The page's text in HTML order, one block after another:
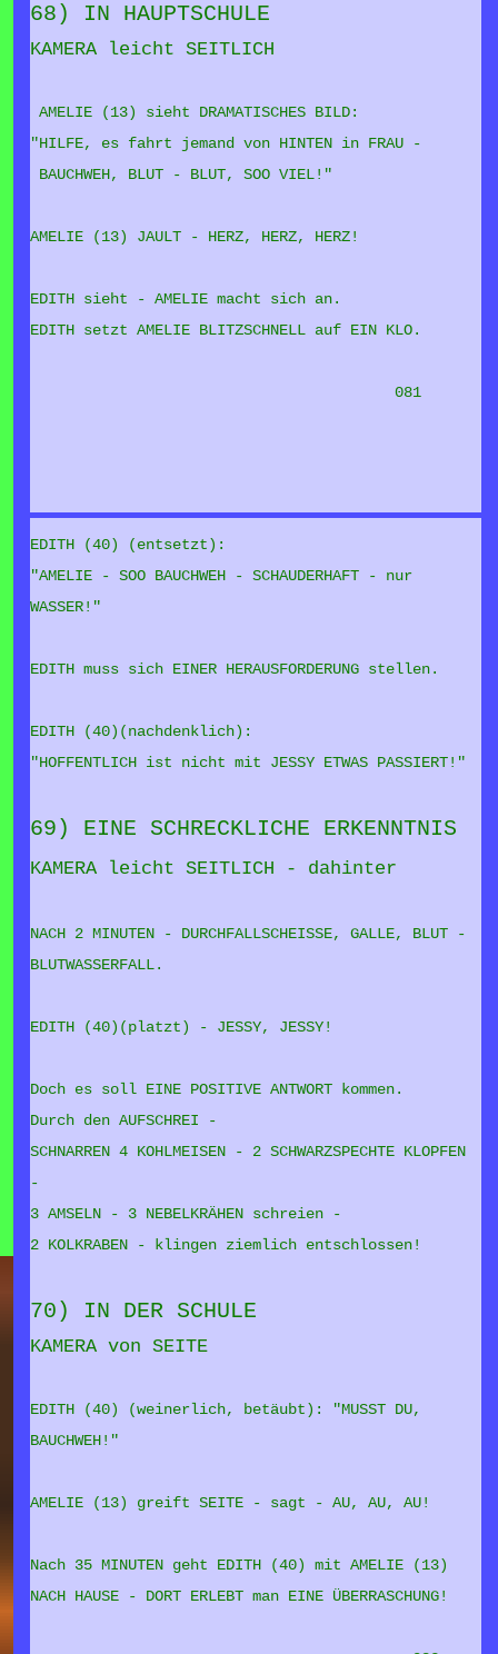
68) IN HAUPTSCHULE
KAMERA leicht SEITLICH
AMELIE (13) sieht DRAMATISCHES BILD:
"HILFE, es fahrt jemand von HINTEN in FRAU -
BAUCHWEH, BLUT - BLUT, SOO VIEL!"
AMELIE (13) JAULT - HERZ, HERZ, HERZ!
EDITH sieht - AMELIE macht sich an.
EDITH setzt AMELIE BLITZSCHNELL auf EIN KLO.
081
EDITH (40) (entsetzt):
"AMELIE - SOO BAUCHWEH - SCHAUDERHAFT - nur
WASSER!"
EDITH muss sich EINER HERAUSFORDERUNG stellen.
EDITH (40)(nachdenklich):
"HOFFENTLICH ist nicht mit JESSY ETWAS PASSIERT!"
69) EINE SCHRECKLICHE ERKENNTNIS
KAMERA leicht SEITLICH - dahinter
NACH 2 MINUTEN - DURCHFALLSCHEISSE, GALLE, BLUT -
BLUTWASSERFALL.
EDITH (40)(platzt) - JESSY, JESSY!
Doch es soll EINE POSITIVE ANTWORT kommen.
Durch den AUFSCHREI -
SCHNARREN 4 KOHLMEISEN - 2 SCHWARZSPECHTE KLOPFEN
-
3 AMSELN - 3 NEBELKRÄHEN schreien -
2 KOLKRABEN - klingen ziemlich entschlossen!
70) IN DER SCHULE
KAMERA von SEITE
EDITH (40) (weinerlich, betäubt):
"MUSST DU,
BAUCHWEH!"
AMELIE (13) greift SEITE - sagt - AU, AU, AU!
Nach 35 MINUTEN geht EDITH (40) mit AMELIE (13)
NACH HAUSE - DORT ERLEBT man EINE ÜBERRASCHUNG!